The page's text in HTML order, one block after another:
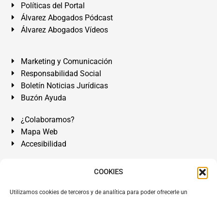
COOKIES
Utilizamos cookies de terceros y de analítica para poder ofrecerle un
Políticas del Portal
Álvarez Abogados Pódcast
Álvarez Abogados Vídeos
Marketing y Comunicación
Responsabilidad Social
Boletín Noticias Jurídicas
Buzón Ayuda
¿Colaboramos?
Mapa Web
Accesibilidad
Álvarez Abogados Tenerife:Calle Teobaldo Power Nº 7,
de Tenerife. Islas Canarias.